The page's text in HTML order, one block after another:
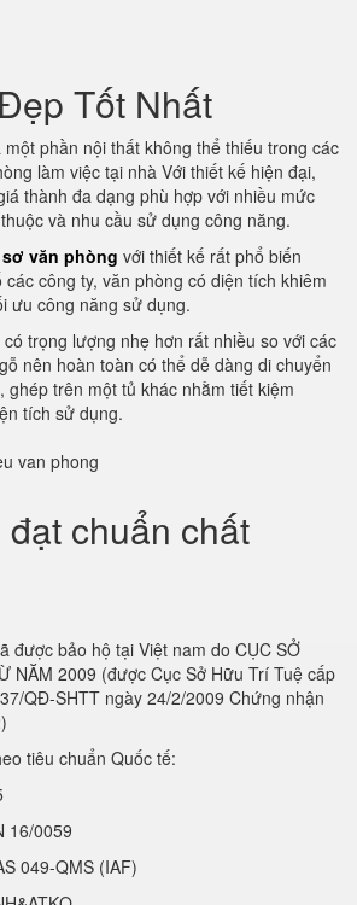
Tốt Nhất
một phần nội thất không thể thiếu trong các
làm việc tại nhà Với thiết kế hiện đại,
thành đa dạng phù hợp với nhiều mức
và nhu cầu sử dụng công năng.
văn phòng với thiết kế rất phổ biến
công ty, văn phòng có diện tích khiêm
ưu công năng sử dụng.
có trọng lượng nhẹ hơn rất nhiều so với các
nên hoàn toàn có thể dễ dàng di chuyển
ghép trên một tủ khác nhằm tiết kiệm
tích sử dụng.
chuẩn chất
được bảo hộ tại Việt nam do CỤC SỞ
NĂM 2009 (được Cục Sở Hữu Trí Tuệ cấp
QĐ-SHTT ngày 24/2/2009 Chứng nhận
tiêu chuẩn Quốc tế:
16/0059
049-QMS (IAF)